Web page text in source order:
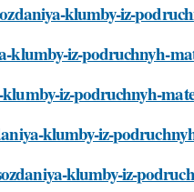
klumby-iz-
klumby-iz-podruchnyh-
iz-podruchnyh-
klumby-iz-
klumby-iz-